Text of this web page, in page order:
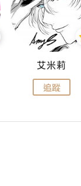
艾米莉
追蹤